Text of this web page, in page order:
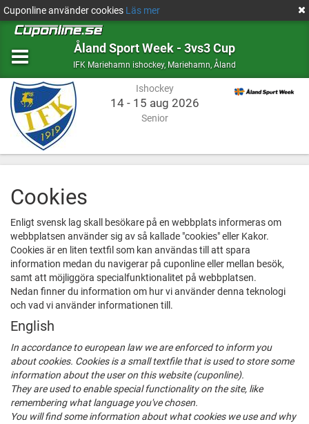
Cuponline använder cookies Läs mer
Åland Sport Week - 3vs3 Cup
IFK Mariehamn ishockey, Ishockey
Mariehamn, ÅlandMariehamn,
Åland
Ishockey
14 - 15 aug 2026
Senior
Cookies
Enligt svensk lag skall besökare på en webbplats informeras om
webbplatsen använder sig av så kallade "cookies" eller Kakor.
Cookies är en liten textfil som kan användas till att spara
information medan du navigerar på cuponline eller mellan besök,
samt att möjliggöra specialfunktionalitet på webbplatsen.
Nedan finner du information om hur vi använder denna teknologi
och vad vi använder informationen till.
English
In accordance to european law we are enforced to inform you
about cookies. Cookies is a small textfile that is used to store some
information about the user on this website (cuponline).
They are used to enable special functionality on the site, like
remembering what language you've chosen.
You will find some information about what cookies we use and why